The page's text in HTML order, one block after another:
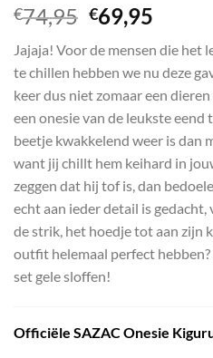
€74,95
prijs
was:
€74,95.
€69,95
is:
Jajaja! Voor de mensen die het
te chillen hebben we nu deze
keer dus niet zomaar een
een onesie van de leukste
beetje kwakkelend weer is dan
want jij chillt hem keihard in
zeggen dat hij tof is, dan
echt aan ieder detail is
de strik, het hoedje tot aan zijn
outfit helemaal perfect
set gele sloffen!
Officiële SAZAC Onesie